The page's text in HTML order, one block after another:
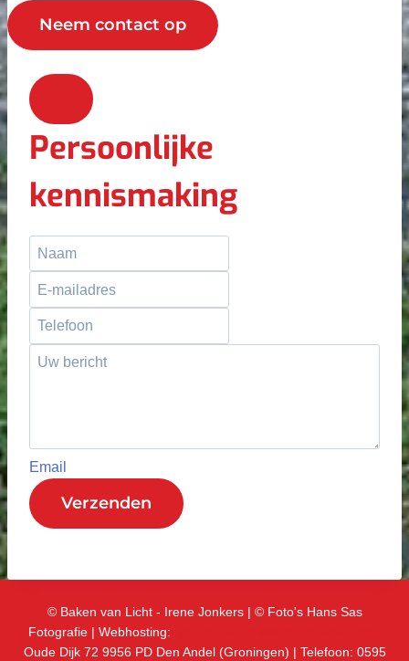
Neem contact op
Persoonlijke
kennismaking
Email
Verzenden
© Baken van Licht - Irene Jonkers | © Foto's Hans Sas
Fotografie | Webhosting:
Oude Dijk 72 9956 PD Den Andel (Groningen) | Telefoon: 0595